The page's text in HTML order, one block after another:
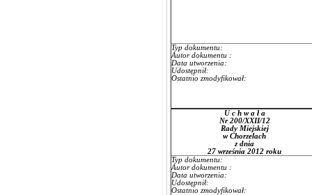
Typ dokumentu:
Autor dokumentu :
Data utworzenia:
Udostępnił:
Ostatnio zmodyfikował:
U c h w a ł a
Nr 200/XXII/12
Rady Miejskiej
w Chorzelach
z dnia
27 września 2012 roku
Typ dokumentu:
Autor dokumentu :
Data utworzenia:
Udostępnił:
Ostatnio zmodyfikował: